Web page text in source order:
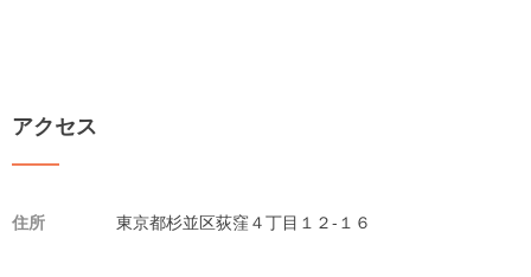
アクセス
住所 東京都杉並区荻窪４丁目１２-１６